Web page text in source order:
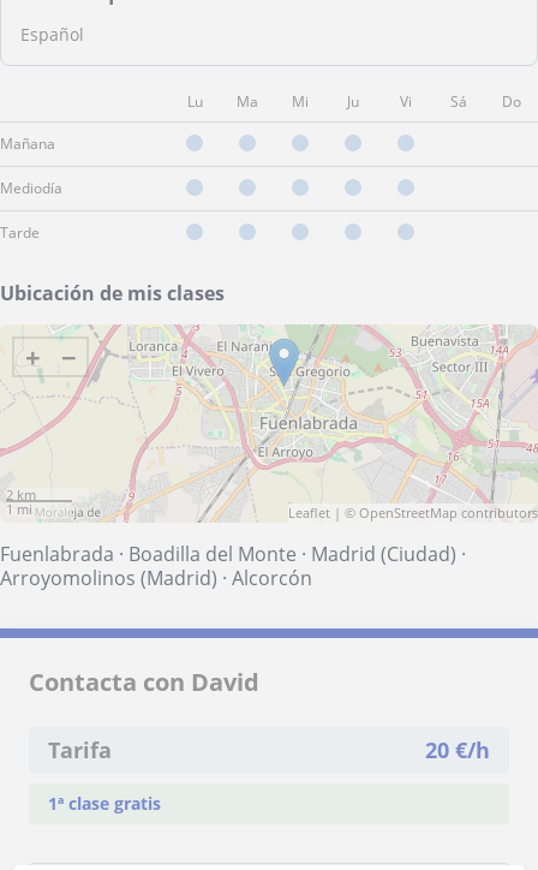
Español
Lu Ma Mi Ju Vi Sá Do
Mañana
Mediodía
Tarde
Ubicación de mis clases
+ −
2 km
1 mi
Leaflet | © OpenStreetMap contributors
Fuenlabrada · Boadilla del Monte · Madrid (Ciudad) ·
Arroyomolinos (Madrid) · Alcorcón
Contacta con David
Tarifa 20 €/h
1ª clase gratis